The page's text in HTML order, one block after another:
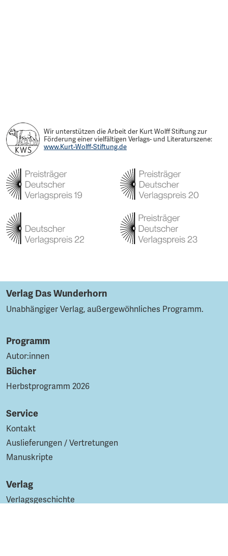
Wir unterstützen die Arbeit der Kurt Wolff Stiftung zur
Förderung einer vielfältigen Verlags- und Literaturszene:
www.Kurt-Wolff-Stiftung.de
Verlag Das Wunderhorn
Unabhängiger Verlag, außergewöhnliches Programm.
Programm
Autor:innen
Bücher
Herbstprogramm 2026
Service
Kontakt
Auslieferungen / Vertretungen
Manuskripte
Verlag
Verlagsgeschichte